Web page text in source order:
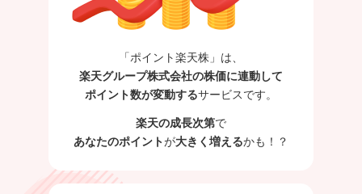
「ポイント楽天株」は、
楽天グループ株式会社の株価に連動して
ポイント数が変動するサービスです。
楽天の成長次第で
あなたのポイントが大きく増えるかも！？